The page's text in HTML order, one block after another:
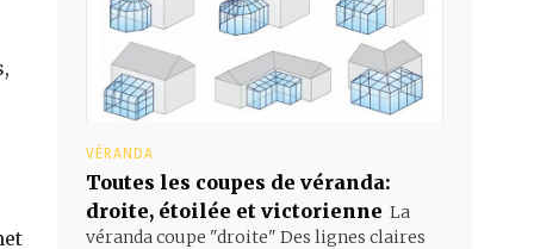
VÉRANDA
Toutes les coupes de véranda:
droite, étoilée et victorienne La
véranda coupe "droite" Des lignes claires